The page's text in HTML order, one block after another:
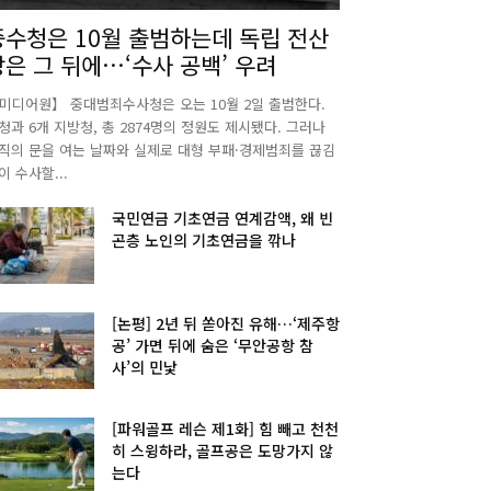
청은 10월 출범하는데 독립 전산
그 뒤에…‘수사 공백’ 우려
디어원】 중대범죄수사청은 오는 10월 2일 출범한다.
과 6개 지방청, 총 2874명의 정원도 제시됐다. 그러나
의 문을 여는 날짜와 실제로 대형 부패·경제범죄를 끊김
수사할...
국민연금 기초연금 연계감액, 왜 빈
곤층 노인의 기초연금을 깎나
[논평] 2년 뒤 쏟아진 유해…‘제주항
공’ 가면 뒤에 숨은 ‘무안공항 참
사’의 민낯
[파워골프 레슨 제1화] 힘 빼고 천천
히 스윙하라, 골프공은 도망가지 않
는다